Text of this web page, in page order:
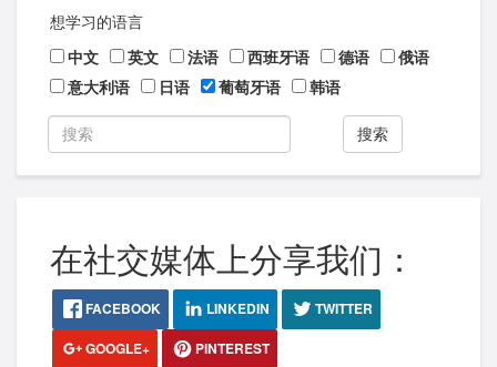
想学习的语言
中文
英文 法语 西班牙语 德语
俄语
意大利语
日语 葡萄牙语 韩语
搜索
在社交媒体上分享我们：
FACEBOOK LINKEDIN
TWITTER
GOOGLE+
PINTEREST